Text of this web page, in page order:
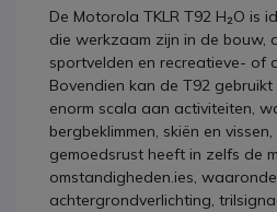
De Motorola TKLR T92 H₂O is
die werkzaam zijn in de bouw,
sportvelden en recreatieve- of
Bovendien kan de T92
enorm scala aan activiteiten,
bergbeklimmen, skiën en
gemoedsrust heeft in zelfs de
omstandigheden.ies,
achtergrondverlichting,